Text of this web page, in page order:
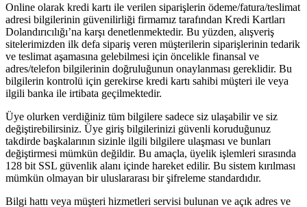
Online olarak kredi kartı ile verilen siparişlerin ödeme/fatura/teslimat
adresi bilgilerinin güvenilirliği firmamız tarafından Kredi Kartları
Dolandırıcılığı’na karşı denetlenmektedir. Bu yüzden, alışveriş
sitelerimizden ilk defa sipariş veren müşterilerin siparişlerinin tedarik
ve teslimat aşamasına gelebilmesi için öncelikle finansal ve
adres/telefon bilgilerinin doğruluğunun onaylanması gereklidir. Bu
bilgilerin kontrolü için gerekirse kredi kartı sahibi müşteri ile veya
ilgili banka ile irtibata geçilmektedir.
Üye olurken verdiğiniz tüm bilgilere sadece siz ulaşabilir ve siz
değiştirebilirsiniz. Üye giriş bilgilerinizi güvenli koruduğunuz
takdirde başkalarının sizinle ilgili bilgilere ulaşması ve bunları
değiştirmesi mümkün değildir. Bu amaçla, üyelik işlemleri sırasında
128 bit SSL güvenlik alanı içinde hareket edilir. Bu sistem kırılması
mümkün olmayan bir uluslararası bir şifreleme standardıdır.
Bilgi hattı veya müşteri hizmetleri servisi bulunan ve açık adres ve